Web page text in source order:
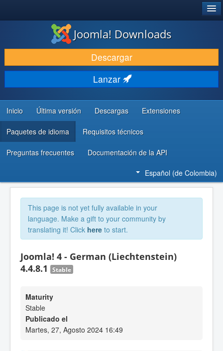
DESCARGAR
DESCUBRE Y APRENDE
COMUNIDAD Y AYUDA
RECURSOS PARA DESARROLLADORES
Joomla! Downloads
Descargar
Lanzar
Inicio Última versión Descargas Extensiones
Paquetes de idioma Requisitos técnicos
Preguntas frecuentes Documentación de la API
Español (de Colombia)
This page is not yet fully available in your
language. Make a gift to your community by
translating it! Click here to start.
Joomla! 4 - German (Liechtenstein)
4.4.8.1
Stable
Maturity
Stable
Publicado el
Martes, 27, Agosto 2024 16:49